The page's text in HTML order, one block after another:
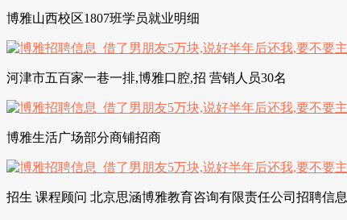
博雅山西校区1807班学员就业明细
河津市五百家一巷一排,博雅口腔,招 营销人员30名
博雅生活广场部分商铺招商
招生 课程顾问 北京思涵博雅教育咨询有限责任公司招聘信息